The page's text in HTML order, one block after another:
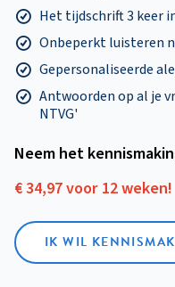
Het tijdschrift 3 keer
Onbeperkt luisteren
Gepersonaliseerde
Antwoorden op al je
NTVG'
Neem het
€ 34,97 voor 12 weken!
IK WIL